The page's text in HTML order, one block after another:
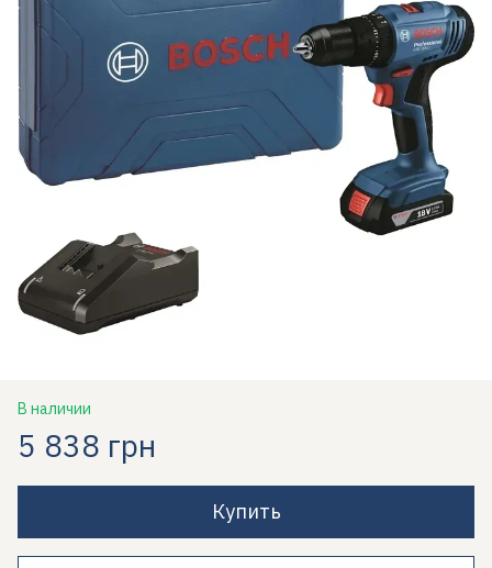
В наличии
5 838 грн
Купить